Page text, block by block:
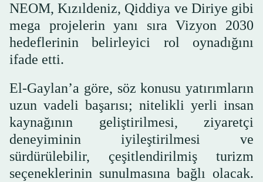
NEOM, Kızıldeniz, Qiddiya ve Diriye gibi
mega projelerin yanı sıra Vizyon 2030
hedeflerinin belirleyici rol oynadığını
ifade etti.
El-Gaylan’a göre, söz konusu yatırımların
uzun vadeli başarısı; nitelikli yerli insan
kaynağının geliştirilmesi, ziyaretçi
deneyiminin iyileştirilmesi ve
sürdürülebilir, çeşitlendirilmiş turizm
seçeneklerinin sunulmasına bağlı olacak.